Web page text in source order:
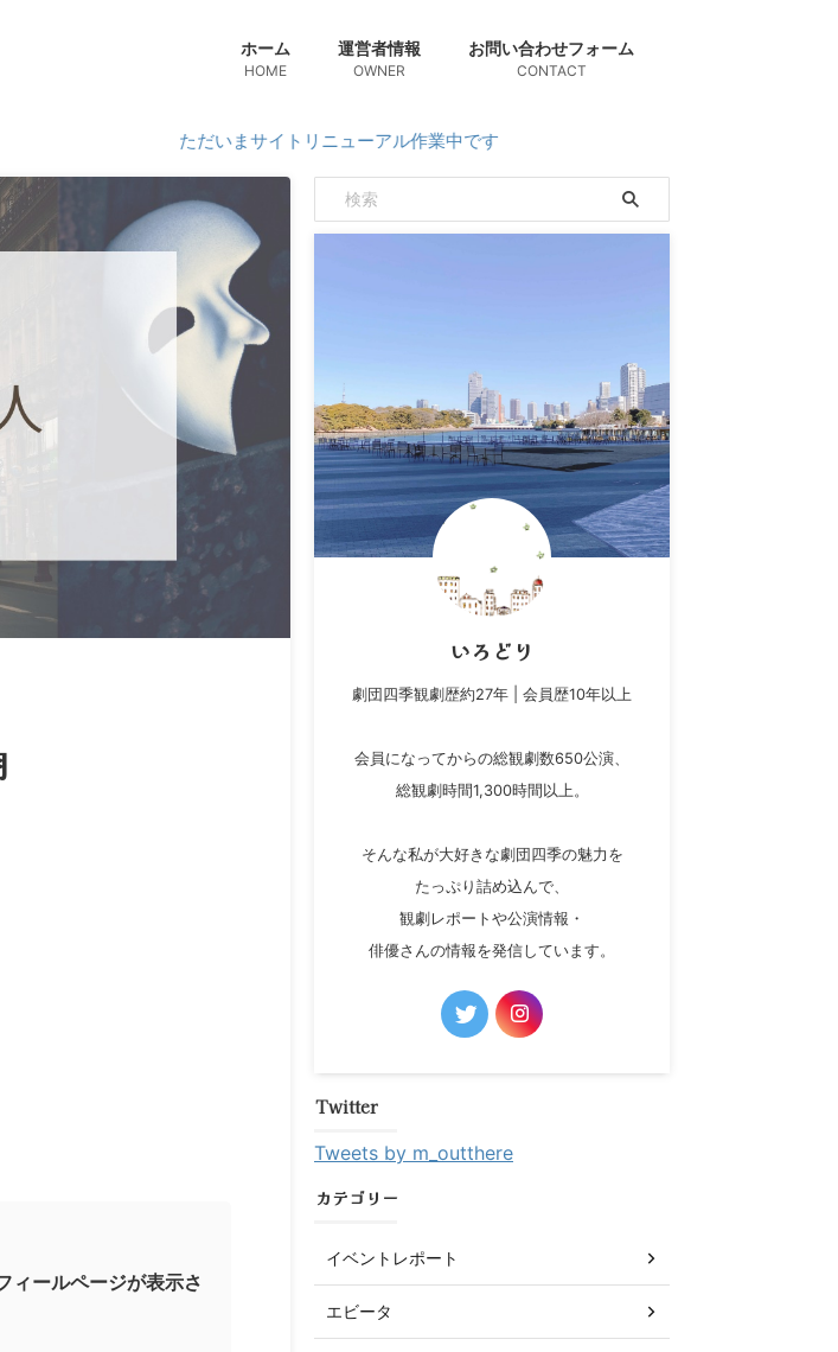
ホーム
HOME
運営者情報
OWNER
お問い合わせフォーム
CONTACT
ただいまサイトリニューアル作業中です
ィールページが表示さ
いろどり
劇団四季観劇歴約27年 | 会員歴10年以上
会員になってからの総観劇数650公演、
総観劇時間1,300時間以上。
そんな私が大好きな劇団四季の魅力を
たっぷり詰め込んで、
観劇レポートや公演情報・
俳優さんの情報を発信しています。
Twitter
Tweets by m_outthere
カテゴリー
イベントレポート
エビータ